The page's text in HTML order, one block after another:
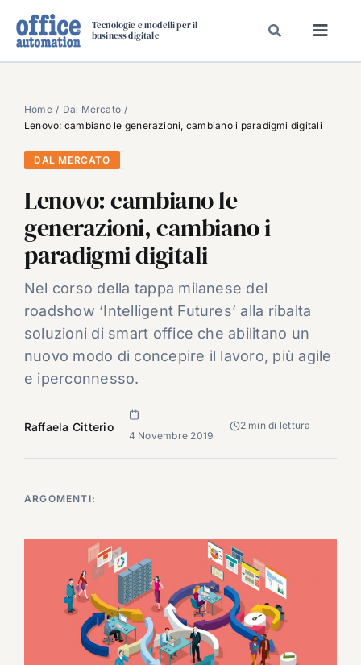
Tecnologie e modelli per il
business digitale
SPECIAL PAPER
TAVOLE ROTONDE DI REDAZIONE
DAL MERCATO
CARRIERE
VIDEO
EVENTI
CHI SIAMO
Home
Dal Mercato
Lenovo: cambiano le generazioni, cambiano i paradigmi digitali
DAL MERCATO
Lenovo: cambiano le
generazioni, cambiano i
paradigmi digitali
Nel corso della tappa milanese del
roadshow ‘Intelligent Futures’ alla ribalta
soluzioni di smart office che abilitano un
nuovo modo di concepire il lavoro, più agile
e iperconnesso.
Raffaela Citterio
4 Novembre 2019
2 min di lettura
ARGOMENTI: